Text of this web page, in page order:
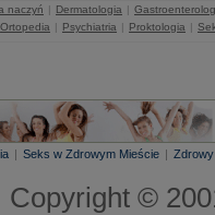
naczyń | Dermatologia |
Ortopedia | Psychiatria | Proktologia |
| Seks w Zdrowym Mieście |
Copyright ©